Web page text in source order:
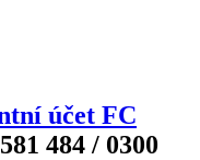
účet FC
581 484 / 0300